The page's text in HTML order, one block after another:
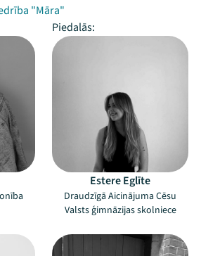
"Māra"
Piedalās:
Estere Eglīte
Draudzīgā Aicinājuma Cēsu
Valsts ģimnāzijas skolniece